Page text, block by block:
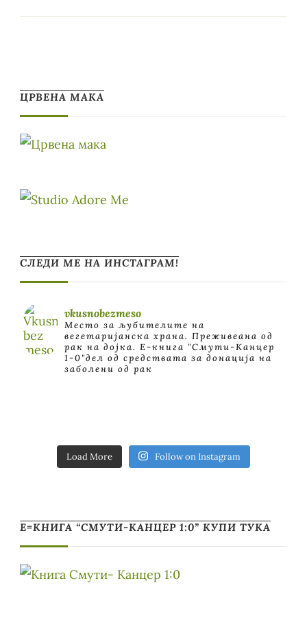
ЦРВЕНА МАКА
СЛЕДИ МЕ НА ИНСТАГРАМ!
vkusnobezmeso
Место за љубителите на
вегетаријанска храна. Преживеана од
рак на дојка. E-книга "Смути-Канцер
1-0"дел од средствата за донација на
заболени од рак
Load More Follow on Instagram
Е=КНИГА “СМУТИ-КАНЦЕР 1:0” КУПИ ТУКА